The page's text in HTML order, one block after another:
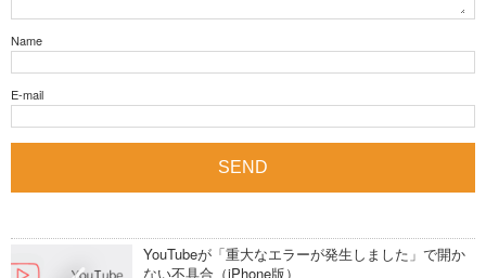
Name
E-mail
YouTubeが「重大なエラーが発生しました」で開か
ない不具合（iPhone版）